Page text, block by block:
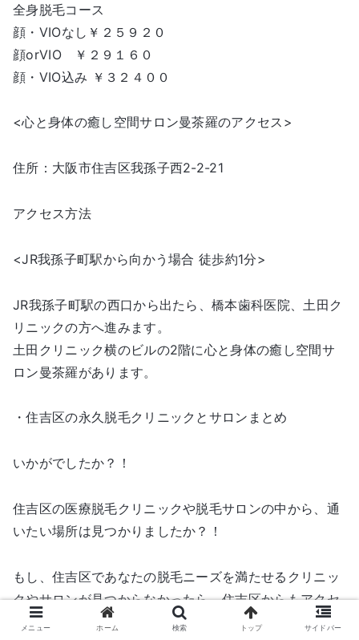
全身脱毛コース
顔・VIOなし￥２５９２０
顔orVIO ￥２９１６０
顔・VIO込み ￥３２４００
<心と身体の癒し空間サロン曼茶羅のアクセス>
住所：大阪市住吉区我孫子西2-2-21
アクセス方法
<JR我孫子町駅から向かう場合 徒歩約1分>
JR我孫子町駅の西口から出たら、橋本歯科医院、土田ク
リニックの方へ進みます。
土田クリニック横のビルの2階に心と身体の癒し空間サ
ロン曼茶羅があります。
・住吉区の永久脱毛クリニックとサロンまとめ
いかがでしたか？！
住吉区の医療脱毛クリニックや脱毛サロンの中から、通
いたい場所は見つかりましたか？！
もし、住吉区であなたの脱毛ニーズを満たせるクリニッ
クやサロンが見つからなかったら、住吉区からもアクセ
スの近い【天王寺・阿倍野】の店舗も探してみて下さい
メニュー ホーム 検索 トップ サイドバー